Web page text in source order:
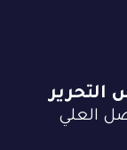
التحرير
العلي